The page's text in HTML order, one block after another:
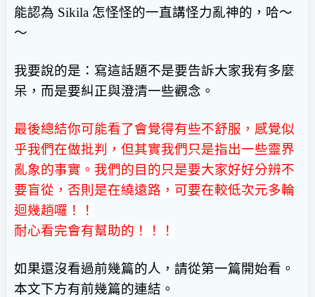
能認為 Sikila 怎怪怪的一直講怪力亂神的，哈～
～
我要說的是：寫這話題不是要告訴大家我有多麼
呆，而是要糾正與澄清一些觀念。
最後總結你可能看了會覺得有些不舒服，感覺似
乎我們在做批判，但其實我們只是指出一些靈界
亂象的事實。我們的目的只是要大家好好分辨不
要盲從，否則是在繞遠路，可要在較低次元多輪
迴幾趟囉！！
耐心看完會有幫助的！！！
如果還沒看過前幾篇的人，請從第一篇開始看。
本文下方有前幾篇的連結。